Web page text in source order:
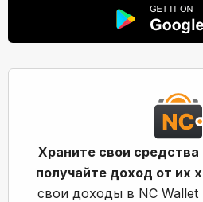
Храните свои средства
получайте доход от их
свои доходы в NC